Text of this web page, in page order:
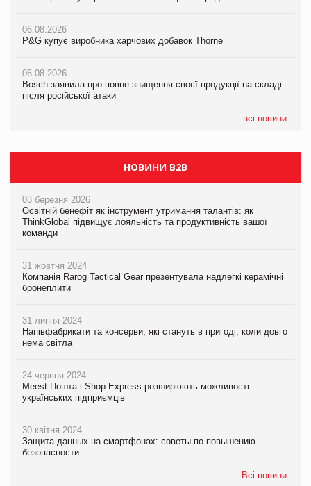
06.08.2026
P&G купує виробника харчових добавок Thorne
06.08.2026
Bosch заявила про повне знищення своєї продукції на складі
після російської атаки
всі новини
новинки від ТМ ТОКЕРИ
Сергій Лісунов про заморожені хлібобулочні вироби на
06.08.2026
P&G купує виробника харчових добавок Thorne
06.08.2026
Bosch заявила про повне знищення своєї продукції на складі
після російської атаки
НОВИНИ B2B
03 березня 2026
Освітній бенефіт як інструмент утримання талантів: як
ThinkGlobal підвищує лояльність та продуктивність вашої
команди
31 жовтня 2024
Компанія Rarog Tactical Gear презентувала надлегкі керамічні
бронеплити
31 липня 2024
Напівфабрикати та консерви, які стануть в пригоді, коли довго
нема світла
24 червня 2024
Meest Пошта і Shop-Express розширюють можливості
українських підприємців
30 квітня 2024
Защита данных на смартфонах: советы по повышению
безопасности
Всі новини